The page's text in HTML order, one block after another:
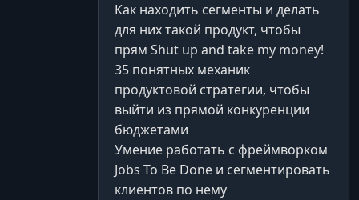
Как находить сегменты и делать
для них такой продукт, чтобы
прям Shut up and take my money!
35 понятных механик
продуктовой стратегии, чтобы
выйти из прямой конкуренции
бюджетами
Умение работать с фреймворком
Jobs To Be Done и сегментировать
клиентов по нему